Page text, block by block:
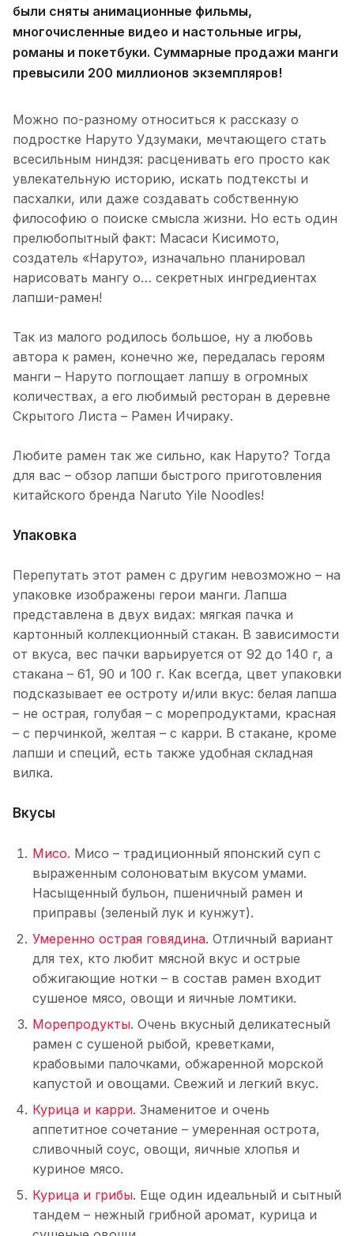
были сняты анимационные фильмы,
многочисленные видео и настольные игры,
романы и покетбуки. Суммарные продажи манги
превысили 200 миллионов экземпляров!
Можно по-разному относиться к рассказу о
подростке Наруто Удзумаки, мечтающего стать
всесильным ниндзя: расценивать его просто как
увлекательную историю, искать подтексты и
пасхалки, или даже создавать собственную
философию о поиске смысла жизни. Но есть один
прелюбопытный факт: Масаси Кисимото,
создатель «Наруто», изначально планировал
нарисовать мангу о… секретных ингредиентах
лапши-рамен!
Так из малого родилось большое, ну а любовь
автора к рамен, конечно же, передалась героям
манги – Наруто поглощает лапшу в огромных
количествах, а его любимый ресторан в деревне
Скрытого Листа – Рамен Ичираку.
Любите рамен так же сильно, как Наруто? Тогда
для вас – обзор лапши быстрого приготовления
китайского бренда Naruto Yile Noodles!
Упаковка
Перепутать этот рамен с другим невозможно – на
упаковке изображены герои манги. Лапша
представлена в двух видах: мягкая пачка и
картонный коллекционный стакан. В зависимости
от вкуса, вес пачки варьируется от 92 до 140 г, а
стакана – 61, 90 и 100 г. Как всегда, цвет упаковки
подсказывает ее остроту и/или вкус: белая лапша
– не острая, голубая – с морепродуктами, красная
– с перчинкой, желтая – с карри. В стакане, кроме
лапши и специй, есть также удобная складная
вилка.
Вкусы
Мисо. Мисо – традиционный японский суп с
выраженным солоноватым вкусом умами.
Насыщенный бульон, пшеничный рамен и
приправы (зеленый лук и кунжут).
Умеренно острая говядина. Отличный вариант
для тех, кто любит мясной вкус и острые
обжигающие нотки – в состав рамен входит
сушеное мясо, овощи и яичные ломтики.
Морепродукты. Очень вкусный деликатесный
рамен с сушеной рыбой, креветками,
крабовыми палочками, обжаренной морской
капустой и овощами. Свежий и легкий вкус.
Курица и карри. Знаменитое и очень
аппетитное сочетание – умеренная острота,
сливочный соус, овощи, яичные хлопья и
куриное мясо.
Курица и грибы. Еще один идеальный и сытный
тандем – нежный грибной аромат, курица и